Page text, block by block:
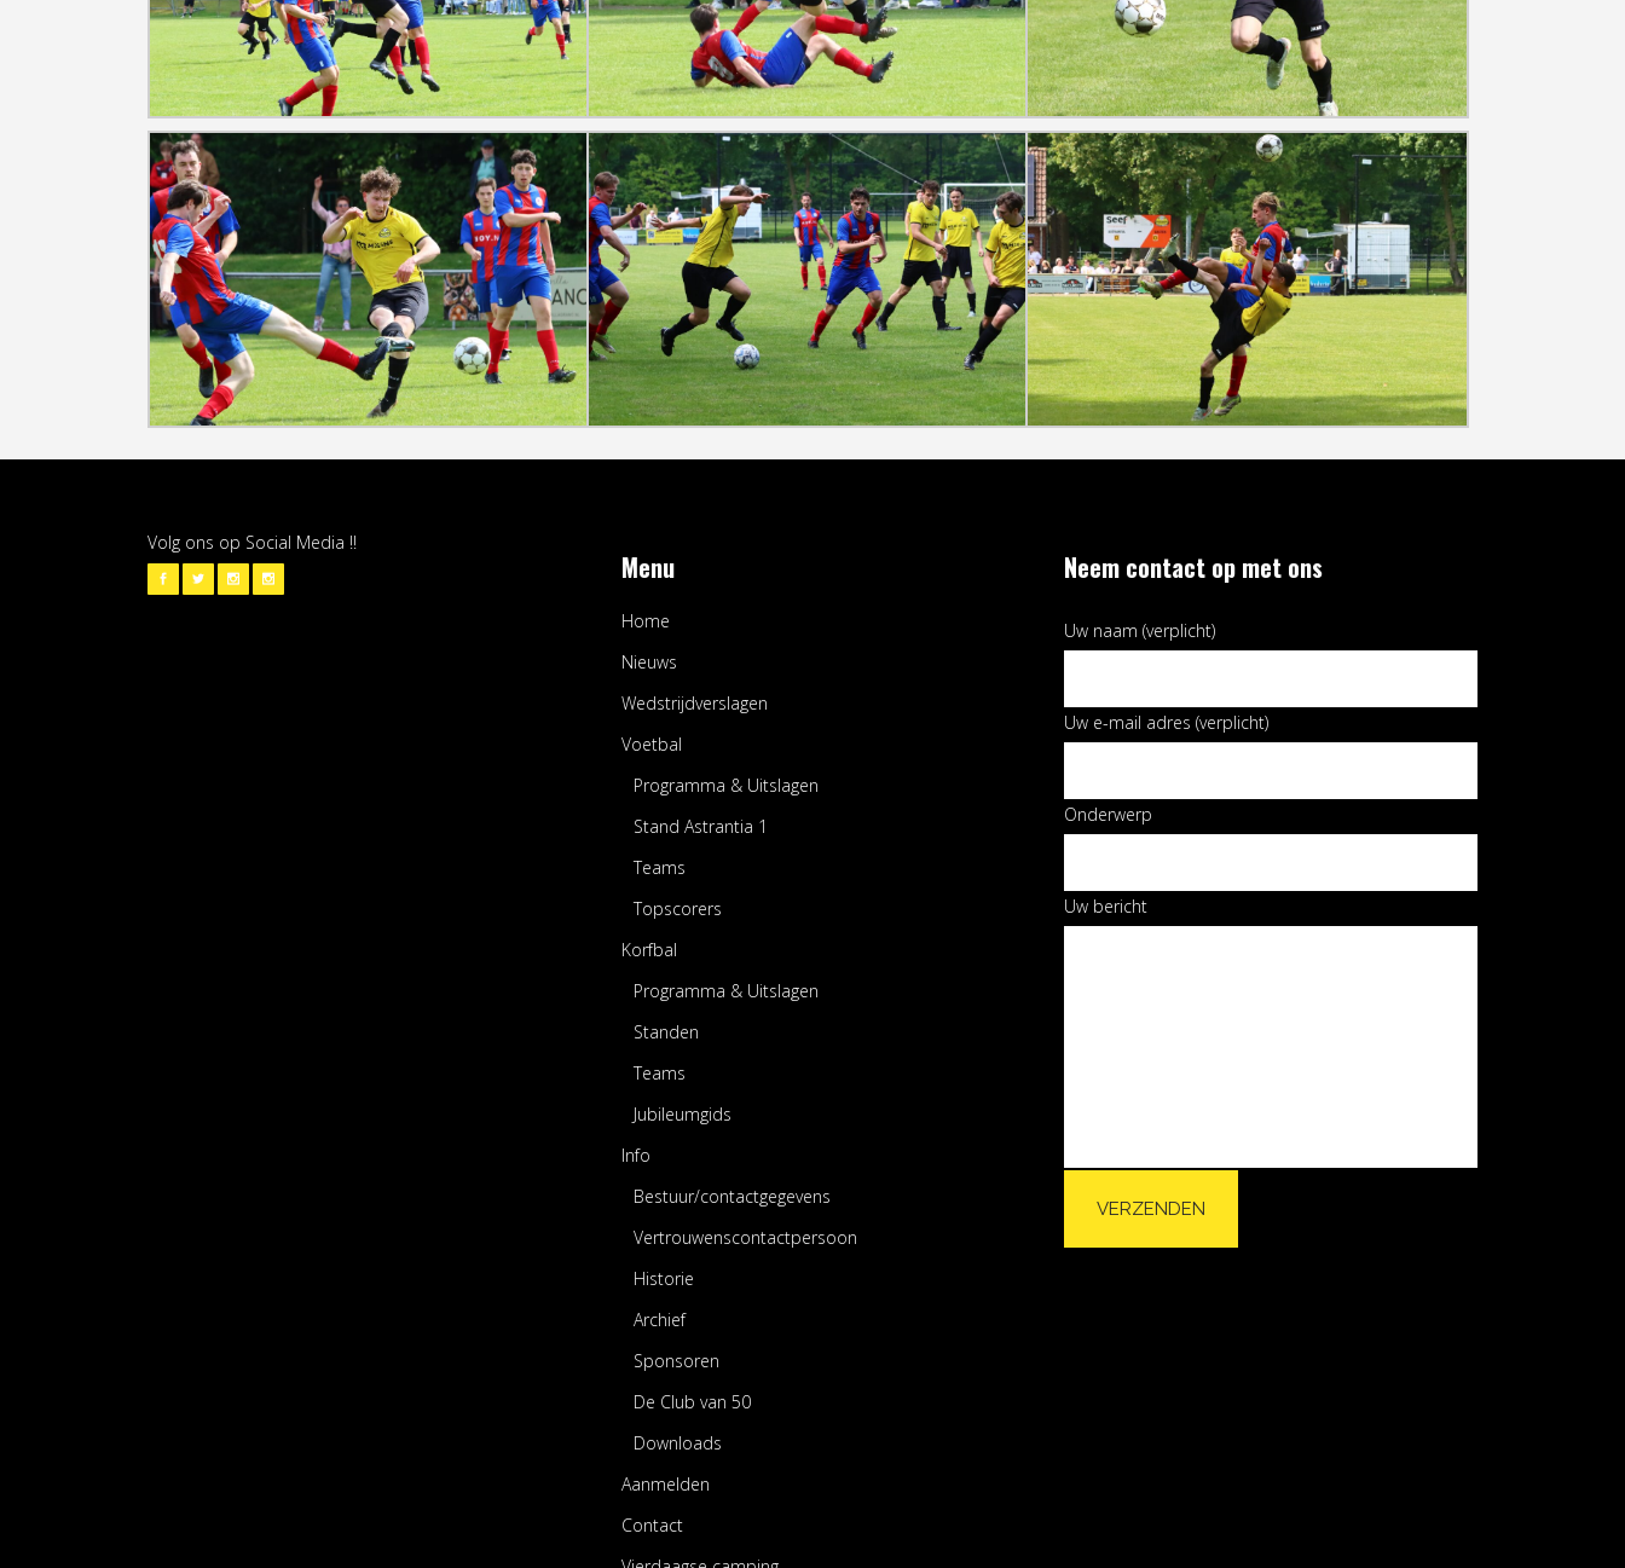
Volg ons op Social Media !!
Menu
Home
Nieuws
Wedstrijdverslagen
Voetbal
Programma & Uitslagen
Stand Astrantia 1
Teams
Topscorers
Korfbal
Programma & Uitslagen
Standen
Teams
Jubileumgids
Info
Bestuur/contactgegevens
Vertrouwenscontactpersoon
Historie
Archief
Sponsoren
De Club van 50
Downloads
Aanmelden
Contact
Neem contact op met ons
Uw naam (verplicht)
Uw e-mail adres (verplicht)
Onderwerp
Uw bericht